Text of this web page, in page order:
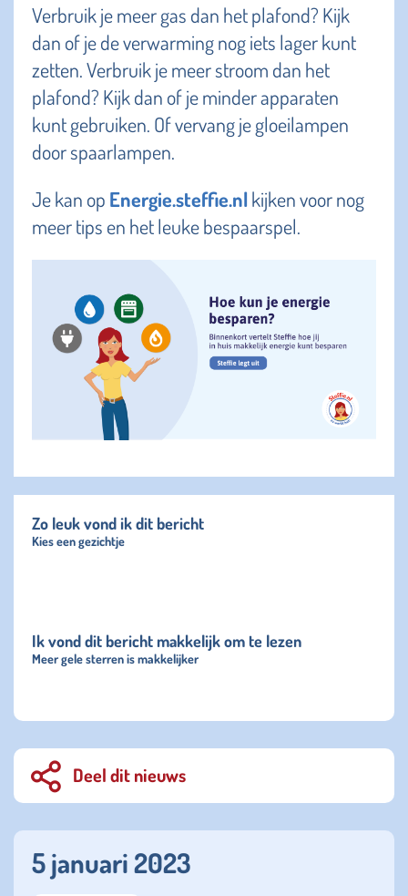
Verbruik je meer gas dan het plafond? Kijk
dan of je de verwarming nog iets lager kunt
zetten. Verbruik je meer stroom dan het
plafond? Kijk dan of je minder apparaten
kunt gebruiken. Of vervang je gloeilampen
door spaarlampen.
Je kan op Energie.steffie.nlkijken voor nog
meer tips en het leuke bespaarspel.
Zo leuk vond ik dit bericht
Kies een gezichtje
Ik vond dit bericht makkelijk om te lezen
Meer gele sterren is makkelijker
Deel dit nieuws
5 januari 2023